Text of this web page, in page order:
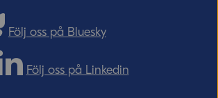
Följ oss på Bluesky
Följ oss på Linkedin